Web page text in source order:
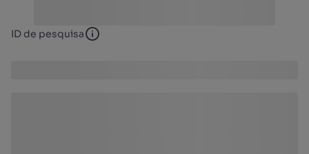
ID de pesquisa ID de pesquisa